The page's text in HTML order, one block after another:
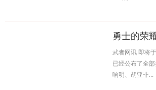
勇士的荣
武者网讯 即将
已经公布了全
响明、胡亚非...